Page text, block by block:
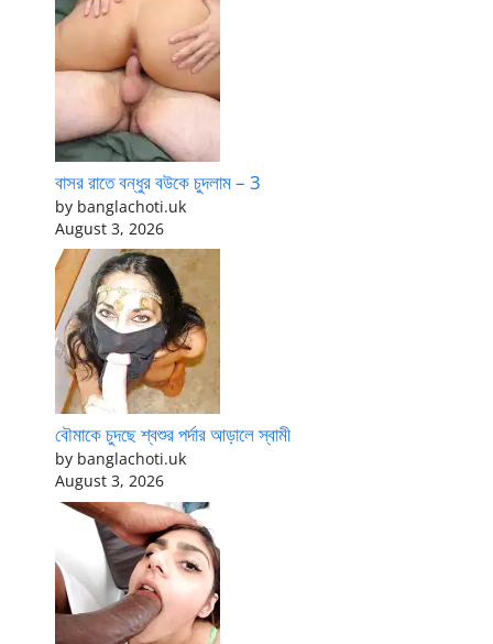
বাসর রাতে বন্ধুর বউকে চুদলাম – 3
by banglachoti.uk
August 3, 2026
বৌমাকে চুদছে শ্বশুর পর্দার আড়ালে স্বামী
by banglachoti.uk
August 3, 2026